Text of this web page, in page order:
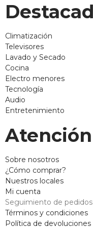
Climatización
Televisores
Lavado y Secado
Cocina
Electro menores
Tecnología
Audio
Entretenimiento
Sobre nosotros
¿Cómo comprar?
Nuestros locales
Mi cuenta
Seguimiento de pedidos
Términos y condiciones
Política de devoluciones